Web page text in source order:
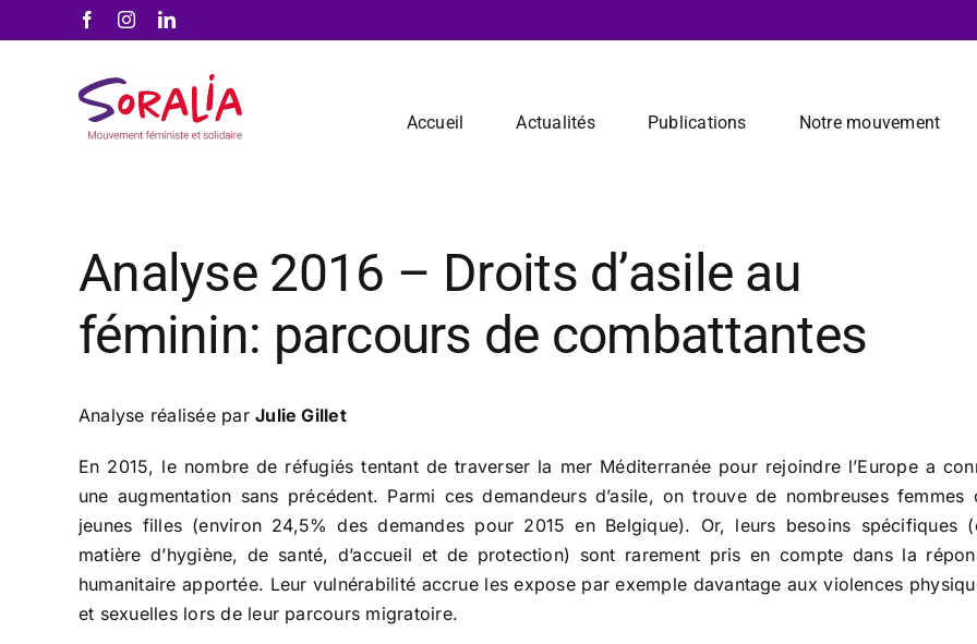
au
FacebookInstagramLinkedIn
Accueil Actualités Publications Notre mouvement
Analyse 2016 – Droits d’asile au
féminin: parcours de combattantes
Analyse réalisée parJulie Gillet
En 2015, le nombre de réfugiés tentant de traverser la mer Méditerranée pour rejoindre l’Europe a
une augmentation sans précédent. Parmi ces demandeurs d’asile, on trouve de nombreuses femmes
jeunes filles (environ 24,5% des demandes pour 2015 en Belgique). Or, leurs besoins spécifiques
matière d’hygiène, de santé, d’accueil et de protection) sont rarement pris en compte dans la
humanitaire apportée. Leur vulnérabilité accrue les expose par exemple davantage aux violences
et sexuelles lors de leur parcours migratoire.